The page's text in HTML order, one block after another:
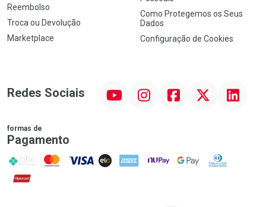
Reembolso
Troca ou Devolução
Marketplace
Como Protegemos os Seus
Dados
Configuração de Cookies
Redes Sociais InstagramFacebook Linkedin
formas de
Pagamento
PIX MasterCard
VISA ELO AMEX NuPay Google PayDiners Club
Hipercard